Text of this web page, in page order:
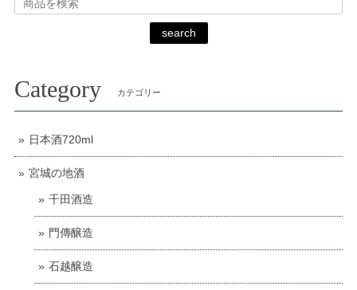
search
Category カテゴリー
日本酒720ml
宮城の地酒
千田酒造
門傳醸造
石越醸造